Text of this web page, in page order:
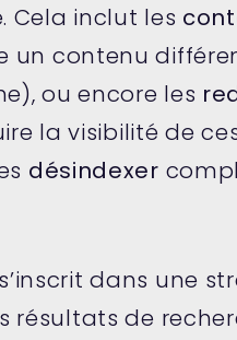
Cela inclut les
un contenu
ou encore les
la visibilité de
désindexer
dans une
résultats de